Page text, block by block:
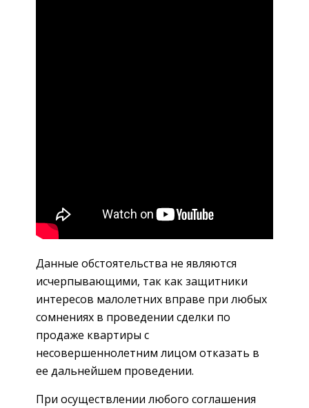
Данные обстоятельства не являются
исчерпывающими, так как защитники
интересов малолетних вправе при любых
сомнениях в проведении сделки по
продаже квартиры с
несовершеннолетним лицом отказать в
ее дальнейшем проведении.
При осуществлении любого соглашения